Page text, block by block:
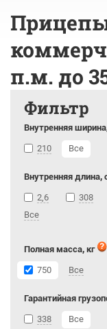
п.м. до
Фильтр
Внутренняя
210
Все
Внутренняя длина,
2,6
308
Все
Полная масса, кг
750
Все
Гарантийная
338
Все